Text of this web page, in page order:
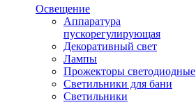
Освещение
Аппаратура
пускорегулирующая
Декоративный свет
Лампы
Прожекторы светодиодные
Светильники для бани
Светильники